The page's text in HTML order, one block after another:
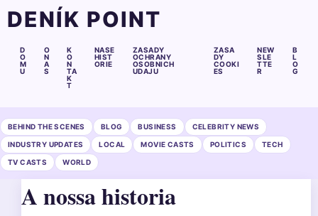
DENÍK POINT
D
O
M
U
O
N
A
S
K
O
N
TA
K
T
NASE
HIST
ORIE
ZASADY
OCHRANY
OSOBNICH
UDAJU
ZASA
DY
COOKI
ES
NEW
SLE
TTE
R
B
L
O
G
BEHIND THE SCENES BLOG BUSINESS CELEBRITY NEWS
INDUSTRY UPDATES LOCAL MOVIE CASTS POLITICS TECH
TV CASTS WORLD
A nossa historia